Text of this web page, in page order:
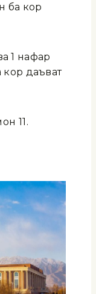
ба кор
1 нафар
кор даъват
11.